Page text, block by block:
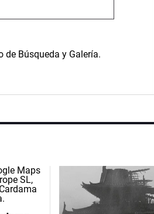
Búsqueda y Galería.